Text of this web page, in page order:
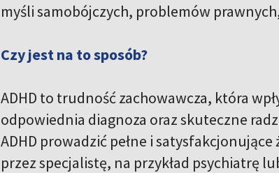
myśli samobójczych, problemów
Czy jest na to sposób?
ADHD to trudność zachowawcza, która
odpowiednia diagnoza oraz skuteczne
ADHD prowadzić pełne i
przez specjalistę, na przykład psychiatrę